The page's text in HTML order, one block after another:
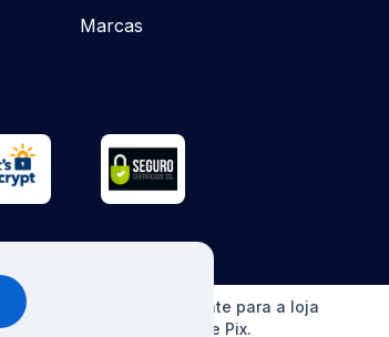
Marcas
Ofertas válidas somente para a loja
Express), boleto e Pix.